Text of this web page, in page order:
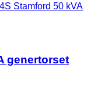
Stamford 50 kVA
genertorset